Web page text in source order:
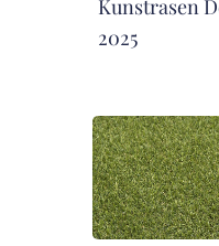
Kunstrasen
2025